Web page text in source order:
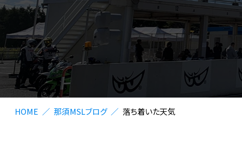
HOME 那須MSLブログ 落ち着いた天気